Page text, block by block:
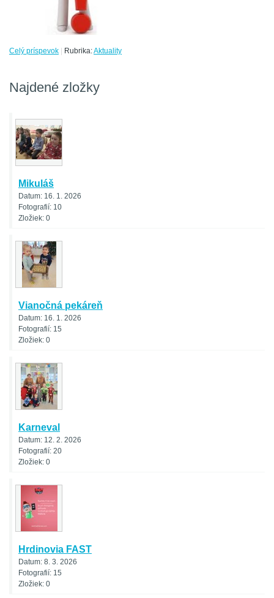
Celý príspevok | Rubrika:Aktuality
Najdené zložky
Mikuláš
Datum: 16. 1. 2026
Fotografií: 10
Zložiek: 0
Vianočná pekáreň
Datum: 16. 1. 2026
Fotografií: 15
Zložiek: 0
Karneval
Datum: 12. 2. 2026
Fotografií: 20
Zložiek: 0
Hrdinovia FAST
Datum: 8. 3. 2026
Fotografií: 15
Zložiek: 0